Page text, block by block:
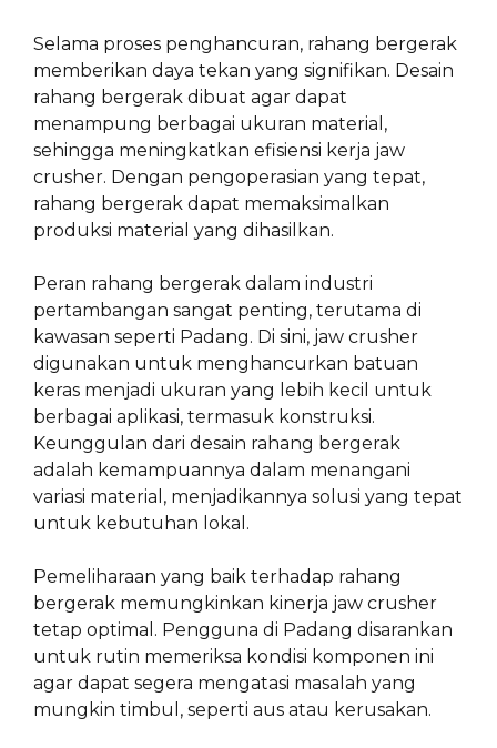
Selama proses penghancuran, rahang bergerak
memberikan daya tekan yang signifikan. Desain
rahang bergerak dibuat agar dapat
menampung berbagai ukuran material,
sehingga meningkatkan efisiensi kerja jaw
crusher. Dengan pengoperasian yang tepat,
rahang bergerak dapat memaksimalkan
produksi material yang dihasilkan.
Peran rahang bergerak dalam industri
pertambangan sangat penting, terutama di
kawasan seperti Padang. Di sini, jaw crusher
digunakan untuk menghancurkan batuan
keras menjadi ukuran yang lebih kecil untuk
berbagai aplikasi, termasuk konstruksi.
Keunggulan dari desain rahang bergerak
adalah kemampuannya dalam menangani
variasi material, menjadikannya solusi yang tepat
untuk kebutuhan lokal.
Pemeliharaan yang baik terhadap rahang
bergerak memungkinkan kinerja jaw crusher
tetap optimal. Pengguna di Padang disarankan
untuk rutin memeriksa kondisi komponen ini
agar dapat segera mengatasi masalah yang
mungkin timbul, seperti aus atau kerusakan.